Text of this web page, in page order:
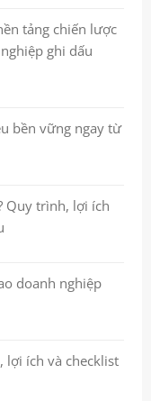
tảng chiến lược
ghi dấu
bền vững ngay từ
Quy trình, lợi ích
doanh nghiệp
lợi ích và checklist